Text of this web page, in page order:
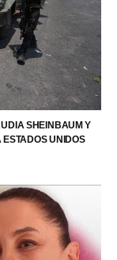
SHEINBAUM Y
UNIDOS